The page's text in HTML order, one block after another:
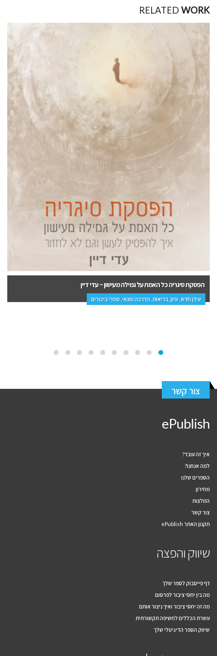
RELATED WORK
קליפות הנפש – משה שרון
יחסים זוגיות, ארץ ישראל, עידן חדש, פנאי, יהדות, עיון, הדרכה ופנאי
צור קשר
ePublish
איך זה עובד?
למה אנחנו?
הספרים שלנו
מחירון
המלצות
צור קשר
תקנון האתר ePublish
שיווק והפצה
דף פייסבוק לספר שלך
מה בין יחסי ציבור לפרסום
מה זה יחסי ציבור ואיך ניצור אותם
עשרת הכללים לחשיפה תקשורתית
שיווק הספר הדיגיטלי שלך